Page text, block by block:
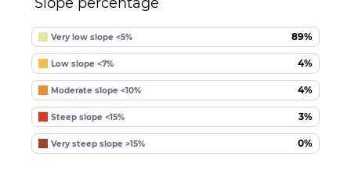
Very low slope <5% 89%
Low slope <7% 4%
Moderate slope <10% 4%
Steep slope <15% 3%
Very steep slope >15% 0%